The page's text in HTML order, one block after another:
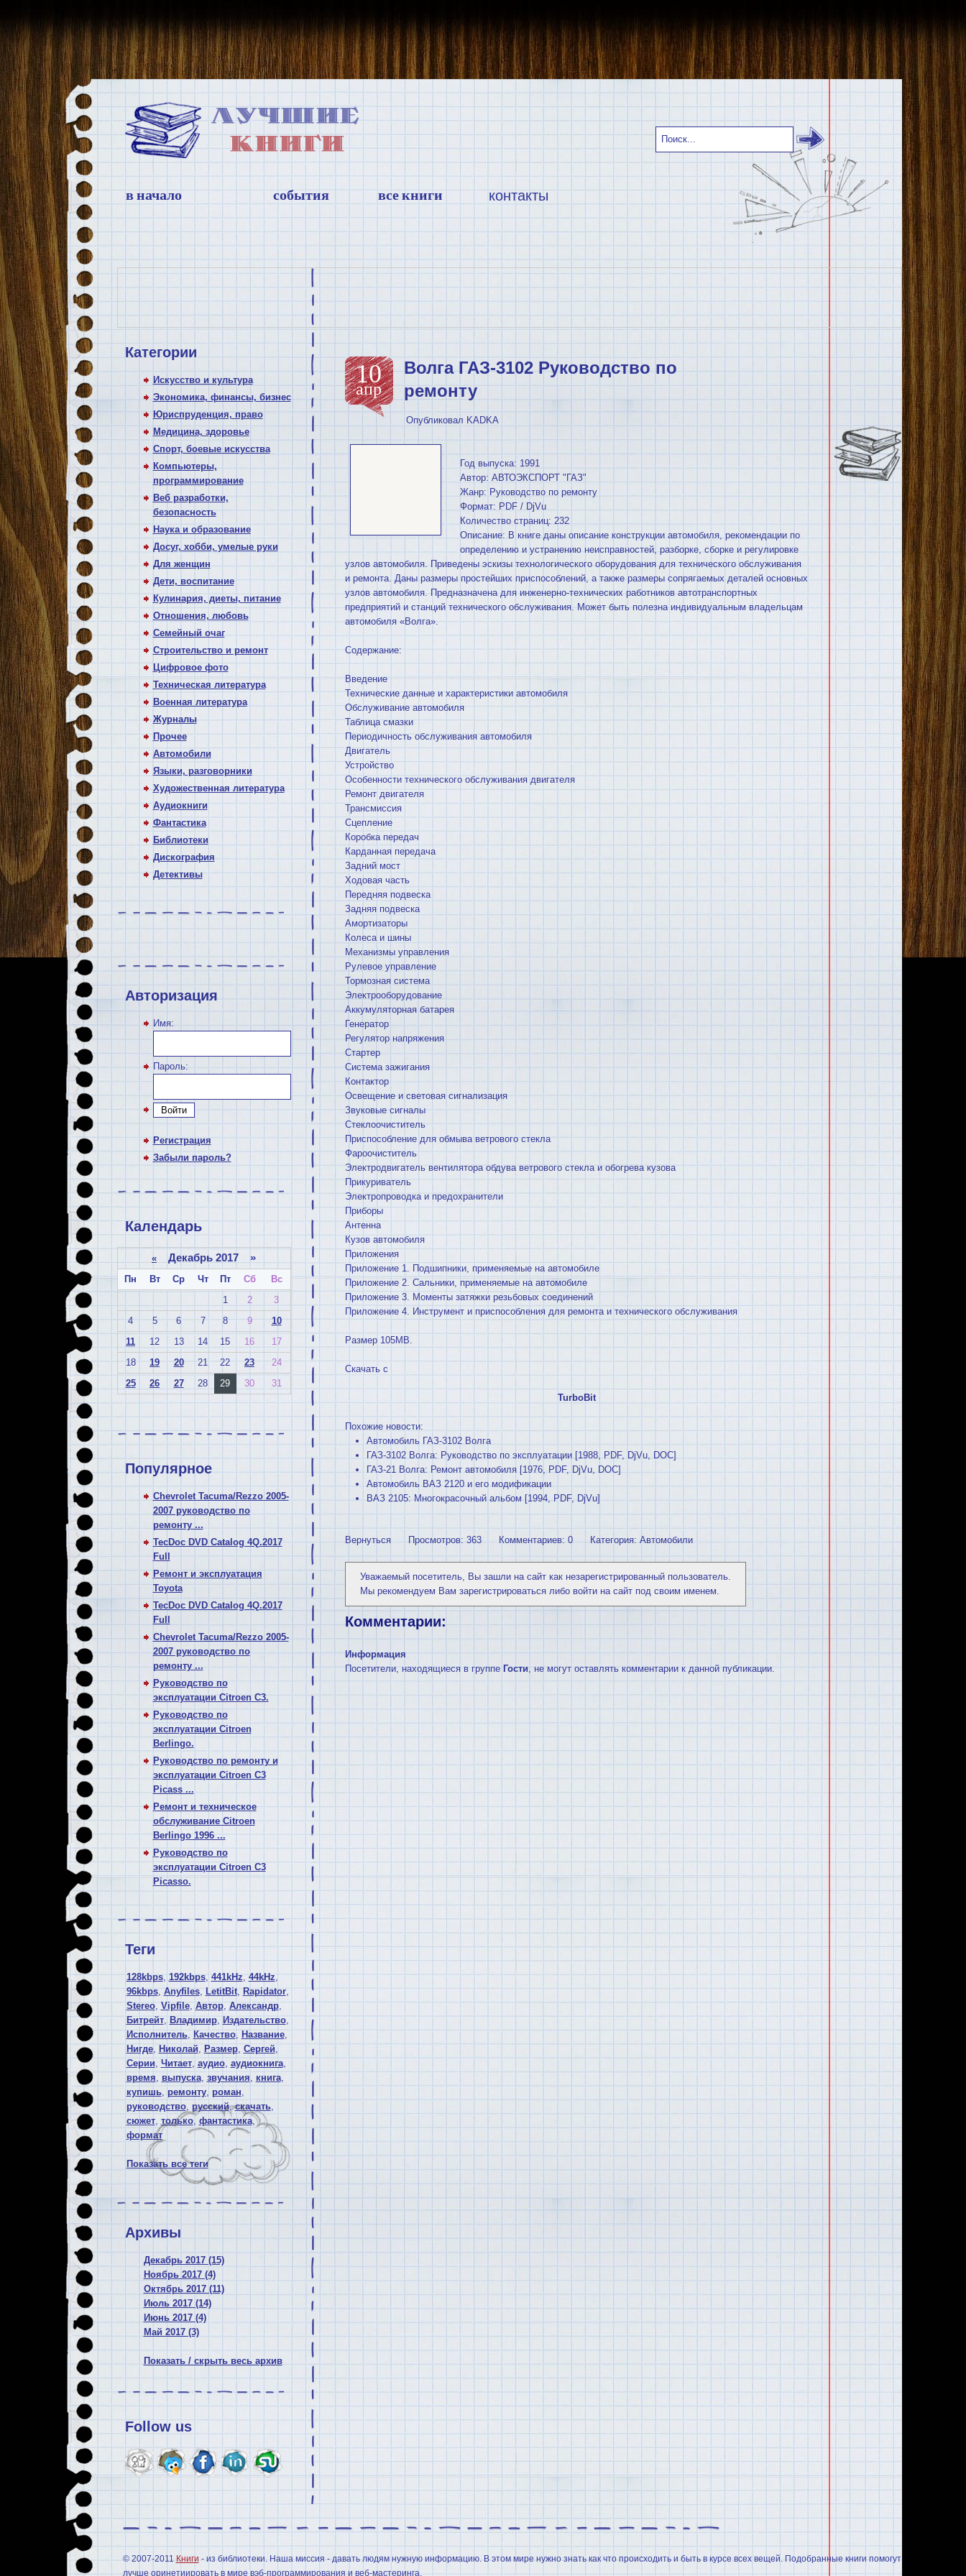
в начало события все книги контакты
Категории
Искусство и культура
Экономика, финансы, бизнес
Юриспруденция, право
Медицина, здоровье
Спорт, боевые искусства
Компьютеры,
программирование
Веб разработки,
безопасность
Наука и образование
Досуг, хобби, умелые руки
Для женщин
Дети, воспитание
Кулинария, диеты, питание
Отношения, любовь
Семейный очаг
Строительство и ремонт
Цифровое фото
Техническая литература
Военная литература
Журналы
Прочее
Автомобили
Языки, разговорники
Художественная литература
Аудиокниги
Фантастика
Библиотеки
Дискография
Детективы
Авторизация
Имя:
Пароль:
Войти
Регистрация
Забыли пароль?
Календарь
« Декабрь 2017 »
Пн Вт Ср Чт Пт Сб
Вс
1
2
3
4
5 6 7 8 9
10
11
12 13 14 15 16
17
18
19 20 21 22 23
24
25
26 27 28 29 30 31
Популярное
Chevrolet Tacuma/Rezzo 2005-
2007 руководство по
ремонту ...
TecDoc DVD Catalog 4Q.2017
Full
Ремонт и эксплуатация
Toyota
TecDoc DVD Catalog 4Q.2017
Full
Chevrolet Tacuma/Rezzo 2005-
2007 руководство по
ремонту ...
Руководство по
эксплуатации Citroen C3.
Руководство по
эксплуатации Citroen
Berlingo.
Руководство по ремонту и
эксплуатации Citroen C3
Picass ...
Ремонт и техническое
обслуживание Citroen
Berlingo 1996 ...
Руководство по
эксплуатации Citroen C3
Picasso.
Теги
128kbps, 192kbps, 441kHz, 44kHz,
96kbps, Anyfiles, LetitBit, Rapidator,
Stereo, Vipfile, Автор, Александр,
Битрейт, Владимир, Издательство,
Исполнитель, Качество, Название,
Нигде, Николай, Размер, Сергей,
Серии, Читает, аудио, аудиокнига,
время, выпуска, звучания, книга,
купишь, ремонту, роман,
руководство, русский,скачать,
сюжет, только, фантастика,
формат
Показать все теги
Архивы
Декабрь 2017 (15)
Ноябрь 2017 (4)
Октябрь 2017 (11)
Июль 2017 (14)
Июнь 2017 (4)
Май 2017 (3)
Показать / скрыть весь архив
Follow us
10
апр
Волга ГАЗ-3102 Руководство по
ремонту
Опубликовал KADKA
Год выпуска: 1991
Автор: АВТОЭКСПОРТ "ГАЗ"
Жанр: Руководство по ремонту
Формат: PDF / DjVu
Количество страниц: 232
Описание: В книге даны описание конструкции автомобиля, рекомендации по
определению и устранению неисправностей, разборке, сборке и регулировке
узлов автомобиля. Приведены эскизы технологического оборудования для технического обслуживания
и ремонта. Даны размеры простейших приспособлений, а также размеры сопрягаемых деталей основных
узлов автомобиля. Предназначена для инженерно-технических работников автотранспортных
предприятий и станций технического обслуживания. Может быть полезна индивидуальным владельцам
автомобиля «Волга».
Содержание:
Введение
Технические данные и характеристики автомобиля
Обслуживание автомобиля
Таблица смазки
Периодичность обслуживания автомобиля
Двигатель
Устройство
Особенности технического обслуживания двигателя
Ремонт двигателя
Трансмиссия
Сцепление
Коробка передач
Карданная передача
Задний мост
Ходовая часть
Передняя подвеска
Задняя подвеска
Амортизаторы
Колеса и шины
Механизмы управления
Рулевое управление
Тормозная система
Электрооборудование
Аккумуляторная батарея
Генератор
Регулятор напряжения
Стартер
Система зажигания
Контактор
Освещение и световая сигнализация
Звуковые сигналы
Стеклоочиститель
Приспособление для обмыва ветрового стекла
Фароочиститель
Электродвигатель вентилятора обдува ветрового стекла и обогрева кузова
Прикуриватель
Электропроводка и предохранители
Приборы
Антенна
Кузов автомобиля
Приложения
Приложение 1. Подшипники, применяемые на автомобиле
Приложение 2. Сальники, применяемые на автомобиле
Приложение 3. Моменты затяжки резьбовых соединений
Приложение 4. Инструмент и приспособления для ремонта и технического обслуживания
Размер 105MB.
Cкачать с
TurboBit
Похожие новости:
Автомобиль ГАЗ-3102 Волга
ГАЗ-3102 Волга: Руководство по эксплуатации [1988, PDF, DjVu, DOC]
ГАЗ-21 Волга: Ремонт автомобиля [1976, PDF, DjVu, DOC]
Автомобиль ВАЗ 2120 и его модификации
ВАЗ 2105: Многокрасочный альбом [1994, PDF, DjVu]
Вернуться Просмотров: 363 Комментариев: 0 Категория: Автомобили
Уважаемый посетитель, Вы зашли на сайт как незарегистрированный пользователь.
Мы рекомендуем Вам зарегистрироватьсялибо войти на сайт под своим именем.
Комментарии:
Информация
Посетители, находящиеся в группе Гости, не могут оставлять комментарии к данной публикации.
© 2007-2011 Книги - из библиотеки. Наша миссия - давать людям нужную информацию. В этом мире нужно знать как что происходить и быть в курсе всех вещей. Подобранные книги помогут
лучше оринетиировать в мире вэб-программирования и веб-мастеринга.